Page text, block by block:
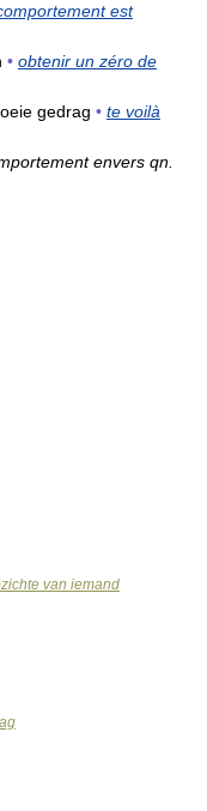
est
• obtenir un zéro de
gedrag • te voilà
envers qn.
van iemand